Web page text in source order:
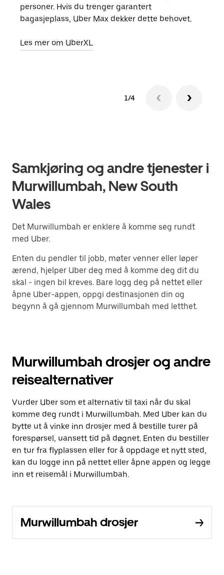
personer. Hvis du trenger garantert
bagasjeplass, Uber Max dekker dette behovet.
Les mer om UberXL
1/4
Samkjøring og andre tjenester i
Murwillumbah, New South
Wales
Det Murwillumbah er enklere å komme seg rundt
med Uber.
Enten du pendler til jobb, møter venner eller løper
ærend, hjelper Uber deg med å komme deg dit du
skal - ingen bil kreves. Bare logg deg på nettet eller
åpne Uber-appen, oppgi destinasjonen din og
begynn å gå gjennom Murwillumbah med letthet.
Murwillumbah drosjer og andre
reisealternativer
Vurder Uber som et alternativ til taxi når du skal
komme deg rundt i Murwillumbah. Med Uber kan du
bytte ut å vinke inn drosjer med å bestille turer på
forespørsel, uansett tid på døgnet. Enten du bestiller
en tur fra flyplassen eller for å oppdage et nytt sted,
kan du logge inn på nettet eller åpne appen og legge
inn et reisemål i Murwillumbah.
Murwillumbah drosjer